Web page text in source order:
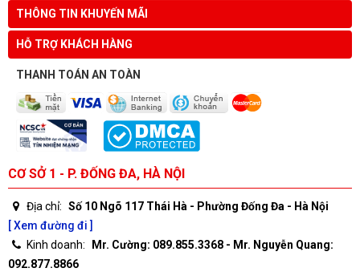
THÔNG TIN KHUYẾN MÃI
HỖ TRỢ KHÁCH HÀNG
THANH TOÁN AN TOÀN
CƠ SỞ 1 - P. ĐỐNG ĐA, HÀ NỘI
Địa chỉ: Số 10 Ngõ 117 Thái Hà - Phường Đống Đa - Hà Nội
[ Xem đường đi ]
Kinh doanh:
Mr. Cường: 089.855.3368 - Mr. Nguyễn Quang:
092.877.8866